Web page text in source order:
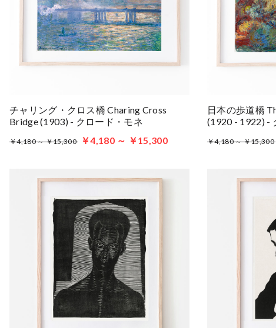
チャリング・クロス橋 Charing Cross
Bridge (1903) - クロード・モネ
￥4,180 ～ ￥15,300 ￥4,180 ～ ￥15,300
日本の歩道橋
(1920 - 1922) -
￥4,180 ～ ￥15,300